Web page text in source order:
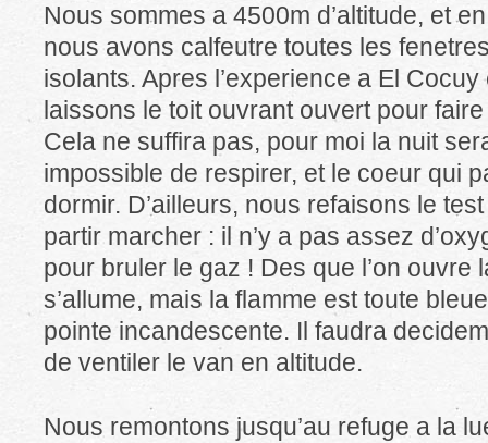
Nous sommes a 4500m d’altitude, et
nous avons calfeutre toutes les
isolants. Apres l’experience a El
laissons le toit ouvrant ouvert pour faire
Cela ne suffira pas, pour moi la nuit
impossible de respirer, et le coeur qui
dormir. D’ailleurs, nous refaisons le
partir marcher : il n’y a pas assez
pour bruler le gaz ! Des que l’on ouvre
s’allume, mais la flamme est toute
pointe incandescente. Il faudra
de ventiler le van en altitude.
Nous remontons jusqu’au refuge a la